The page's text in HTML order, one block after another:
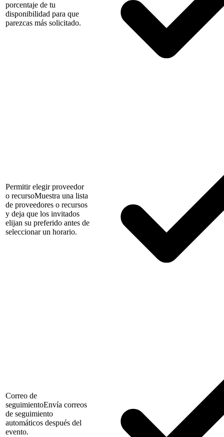
porcentaje de tu
disponibilidad para que
parezcas más solicitado.
Permitir elegir proveedor
o recursoMuestra una lista
de proveedores o recursos
y deja que los invitados
elijan su preferido antes de
seleccionar un horario.
Correo de
seguimientoEnvía correos
de seguimiento
automáticos después del
evento.